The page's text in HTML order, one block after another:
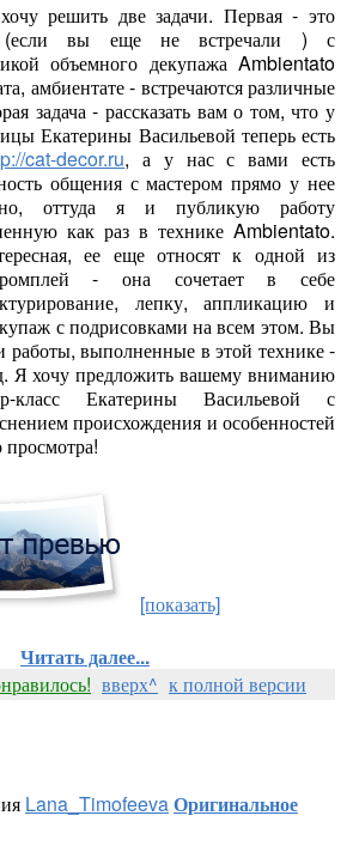
решить две задачи. Первая - это
(если вы еще не встречали ) с
объемного декупажа Ambientato
амбиентате - встречаются различные
задача - рассказать вам о том, что у
Екатерины Васильевой теперь есть
cat-decor.ru, а у нас с вами есть
общения с мастером прямо у нее
оттуда я и публикую работу
как раз в технике Ambientato.
ее еще относят к одной из
тромплей - она сочетает в себе
лепку, аппликацию и
с подрисовками на всем этом. Вы
работы, выполненные в этой технике -
Я хочу предложить вашему вниманию
класс Екатерины Васильевой с
происхождения и особенностей
[показать]
Читать далее...
вверх^ к полной версии
Lana_TimofeevaОригинальное